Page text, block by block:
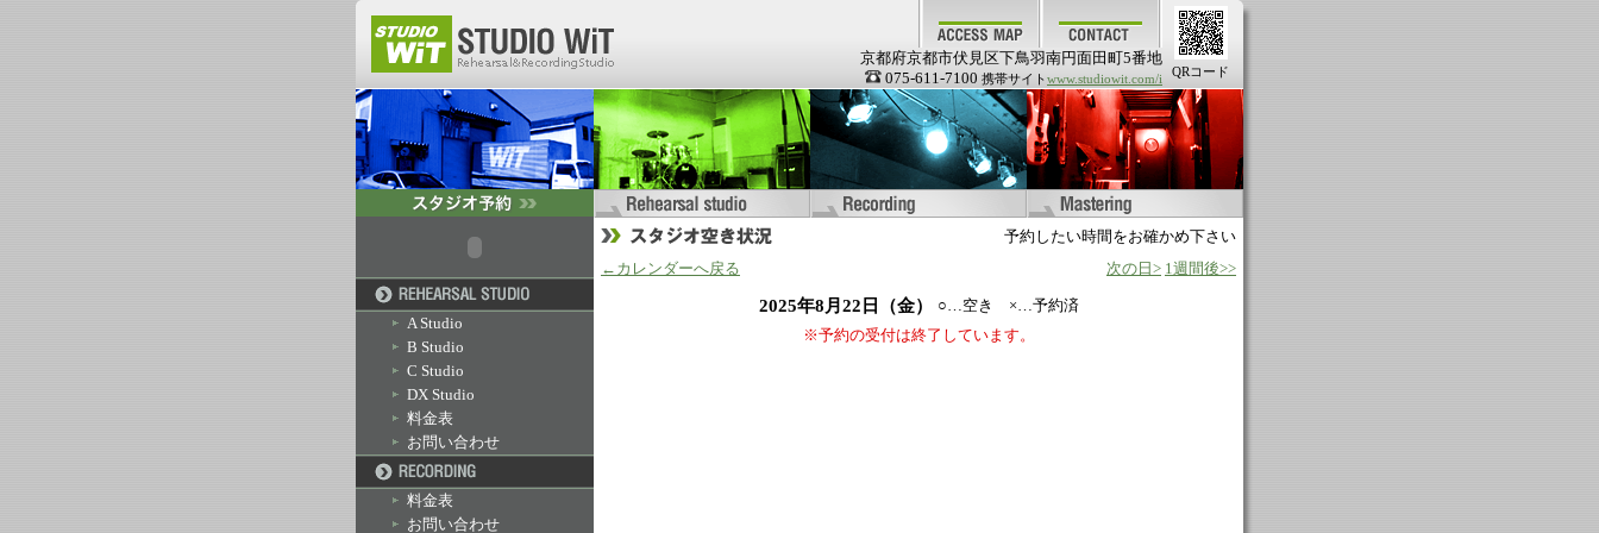
QRコード
京都府京都市伏見区下鳥羽南円面田町5番地
075-611-7100 携帯サイトwww.studiowit.com/i
A Studio
B Studio
C Studio
DX Studio
料金表
お問い合わせ
料金表
お問い合わせ
予約したい時間をお確かめ下さい
←カレンダーへ戻る
次の日> 1週間後>>
2025年8月22日（金）
○…空き ×…予約済
※予約の受付は終了しています。